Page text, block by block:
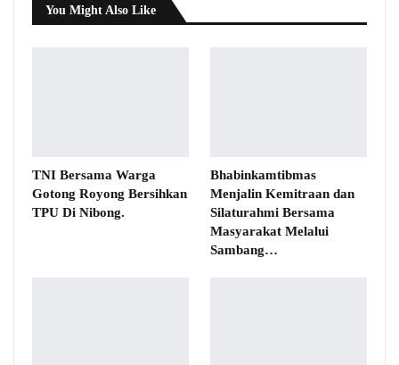
You Might Also Like
TNI Bersama Warga
Gotong Royong Bersihkan
TPU Di Nibong.
Bhabinkamtibmas
Menjalin Kemitraan dan
Silaturahmi Bersama
Masyarakat Melalui
Sambang…